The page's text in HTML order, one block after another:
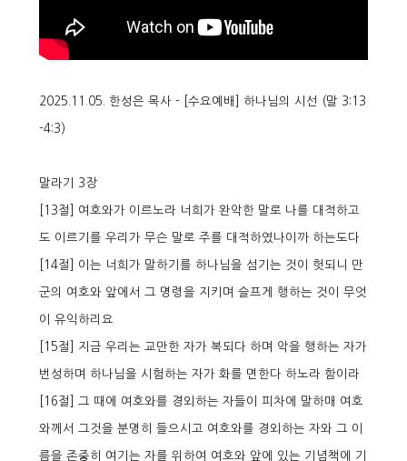
2025.11.05. 한성은 목사 - [ 수요예배 ] 하나님의 시선 (말 3:13
-4:3)
말라기 3장
[13절] 여호와가 이르노라 너희가 완악한 말로 나를 대적하고
도 이르기를 우리가 무슨 말로 주를 대적하였나이까 하는도다
[14절] 이는 너희가 말하기를 하나님을 섬기는 것이 헛되니 만
군의 여호와 앞에서 그 명령을 지키며 슬프게 행하는 것이 무엇
이 유익하리요
[15절] 지금 우리는 교만한 자가 복되다 하며 악을 행하는 자가
번성하며 하나님을 시험하는 자가 화를 면한다 하노라 함이라
[16절] 그 때에 여호와를 경외하는 자들이 피차에 말하매 여호
와께서 그것을 분명히 들으시고 여호와를 경외하는 자와 그 이
름을 존중히 여기는 자를 위하여 여호와 앞에 있는 기념책에 기